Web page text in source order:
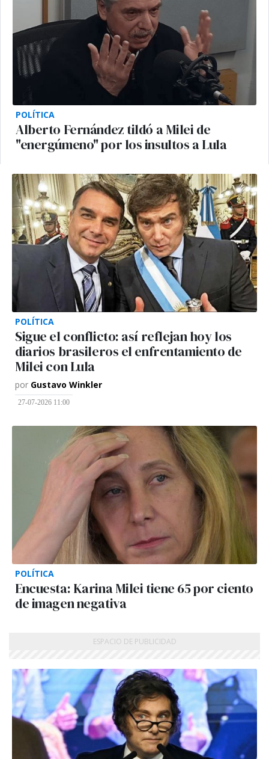
POLÍTICA
Alberto Fernández tildó a Milei de
"energúmeno" por los insultos a Lula
POLÍTICA
Sigue el conflicto: así reflejan hoy los
diarios brasileros el enfrentamiento de
Milei con Lula
por Gustavo Winkler
27-07-2026 11:00
POLÍTICA
Encuesta: Karina Milei tiene 65 por ciento
de imagen negativa